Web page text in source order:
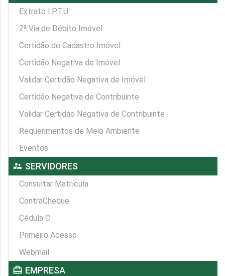
Extrato I.P.T.U
2ª Via de Débito Imóvel
Certidão de Cadastro Imóvel
Certidão Negativa de Imóvel
Validar Certidão Negativa de Imóvel
Certidão Negativa de Contribuinte
Validar Certidão Negativa de Contribuinte
Requerimentos de Meio Ambiente
Eventos
supervisor_account SERVIDORES
Consultar Matrícula
ContraCheque
Cédula C
Primeiro Acesso
Webmail
card_travel EMPRESA